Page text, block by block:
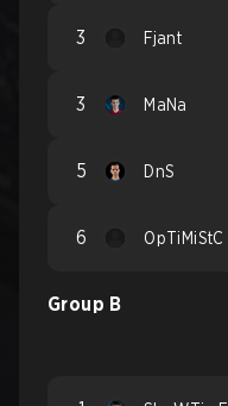
3 Fjant
3 MaNa
5 DnS
6 OpTiMiStC
Group B